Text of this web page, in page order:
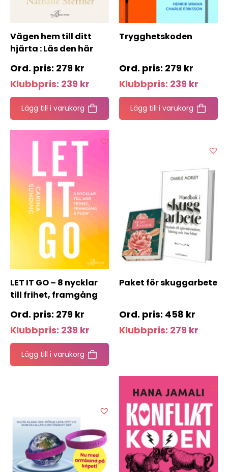
Vägen hem till ditt
hjärta : Läs den här
något mer 279 kr
Klubbpris: 239 kr
Lägg till i varukorg
Trygghetskoden
279 kr
Klubbpris: 239 kr
Lägg till i varukorg
LET IT GO – 8 nycklar
till frihet, framgång
279 kr
Klubbpris: 239 kr
Lägg till i varukorg
Paket för skuggarbete
458 kr
Klubbpris: 279 kr